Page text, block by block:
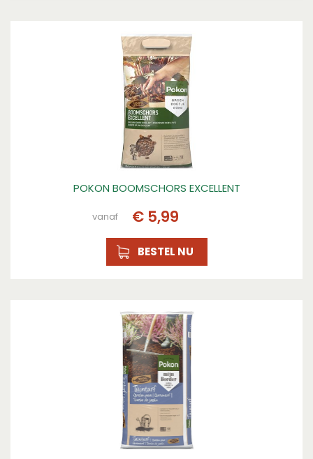
POKON BOOMSCHORS EXCELLENT
vanaf € 5,99
BESTEL NU